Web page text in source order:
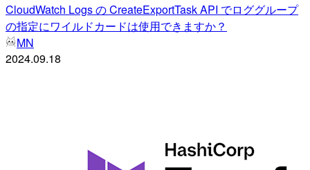
CloudWatch Logs の CreateExportTask API でロググループ
の指定にワイルドカードは使用できますか？
MN
2024.09.18